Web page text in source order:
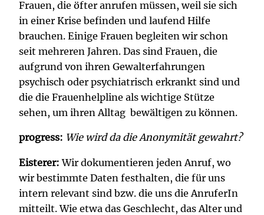
Frauen, die öfter anrufen müssen, weil sie sich
in einer Krise befinden und laufend Hilfe
brauchen. Einige Frauen begleiten wir schon
seit mehreren Jahren. Das sind Frauen, die
aufgrund von ihren Gewalterfahrungen
psychisch oder psychiatrisch erkrankt sind und
die die Frauenhelpline als wichtige Stütze
sehen, um ihren Alltag bewältigen zu können.
progress: Wie wird da die Anonymität gewahrt?
Eisterer:Wir dokumentieren jeden Anruf, wo
wir bestimmte Daten festhalten, die für uns
intern relevant sind bzw. die uns die AnruferIn
mitteilt. Wie etwa das Geschlecht, das Alter und